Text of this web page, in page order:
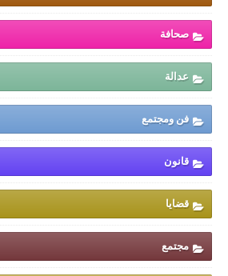
صحافة
عدالة
فن ومجتمع
قانون
قضايا
مجتمع